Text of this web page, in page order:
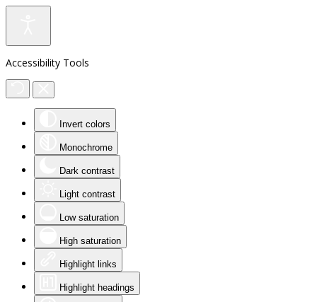
Accessibility Tools
Invert colors
Monochrome
Dark contrast
Light contrast
Low saturation
High saturation
Highlight links
Highlight headings